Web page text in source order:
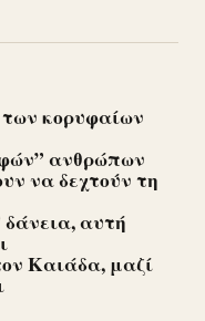
κορυφαίων
ανθρώπων
να δεχτούν τη
αυτή
Καιάδα, μαζί